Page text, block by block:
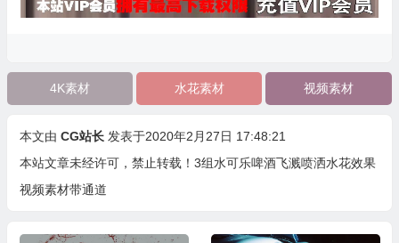
4K素材 水花素材 视频素材
本文由 CG站长 发表于2020年2月27日 17:48:21
本站文章未经许可，禁止转载！ 3组水可乐啤酒飞溅喷洒水花效果
视频素材带通道